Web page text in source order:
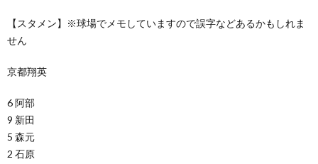
【スタメン】※球場でメモしていますので誤字などあるかもしれま
せん
京都翔英
6 阿部
9 新田
5 森元
2 石原